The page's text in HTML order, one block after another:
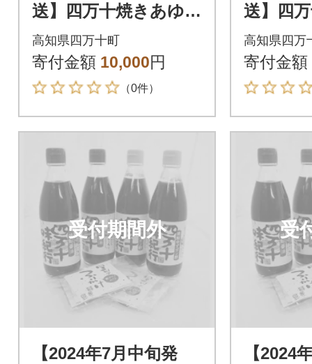
送】四万十焼きあゆだ
し醤油・ゆずポン酢4
本 Ess-05
高知県四万十町
寄付金額 10,000円
（0件）
送】四
し醤油
本 Ess-
高知県四万
寄付金額
受付期間外
【2024年7月中旬発
受
【2024